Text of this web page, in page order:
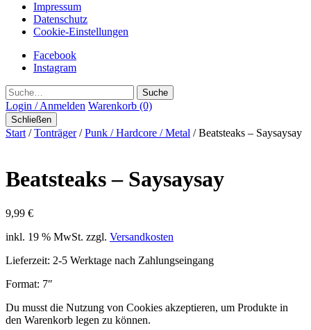
Impressum
Datenschutz
Cookie-Einstellungen
Facebook
Instagram
Suche
Login / Anmelden Warenkorb (0)
Schließen
Start /Tonträger/Punk / Hardcore / Metal / Beatsteaks – Saysaysay
Beatsteaks – Saysaysay
9,99 €
inkl. 19 % MwSt. zzgl. Versandkosten
Lieferzeit: 2-5 Werktage nach Zahlungseingang
Format: 7″
Du musst die Nutzung von Cookies akzeptieren, um Produkte in
den Warenkorb legen zu können.